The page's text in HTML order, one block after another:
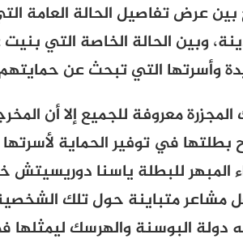
عرض تفاصيل الحالة العامة
وبين الحالة الخاصة التي
وأسرتها التي تبحث عن
معروفة للجميع إلا أن
بطلتها في توفير الحماية
المبهر للبطلة ياسنا
مشاعر متباينة حول تلك
دولة البوسنة والهرسك ليمثلها